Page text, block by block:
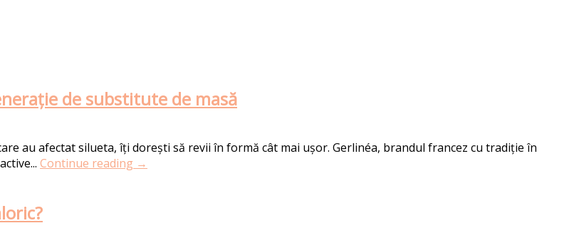
de substitute de masă
au afectat silueta, îți dorești să revii în formă cât mai ușor. Gerlinéa, brandul francez cu tradiție în
Continue reading →